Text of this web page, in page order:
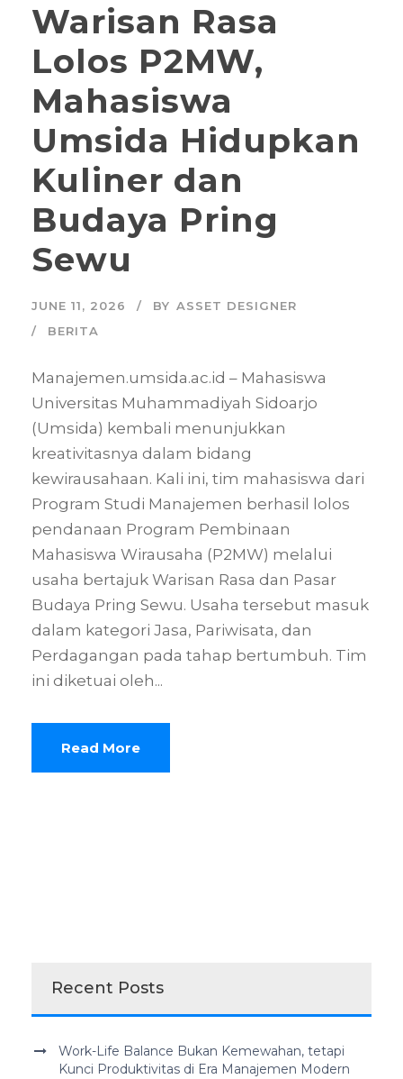
Warisan Rasa
Lolos P2MW,
Mahasiswa
Umsida Hidupkan
Kuliner dan
Budaya Pring
Sewu
JUNE 11, 2026 BY ASSET DESIGNER
BERITA
Manajemen.umsida.ac.id – Mahasiswa
Universitas Muhammadiyah Sidoarjo
(Umsida) kembali menunjukkan
kreativitasnya dalam bidang
kewirausahaan. Kali ini, tim mahasiswa dari
Program Studi Manajemen berhasil lolos
pendanaan Program Pembinaan
Mahasiswa Wirausaha (P2MW) melalui
usaha bertajuk Warisan Rasa dan Pasar
Budaya Pring Sewu. Usaha tersebut masuk
dalam kategori Jasa, Pariwisata, dan
Perdagangan pada tahap bertumbuh. Tim
ini diketuai oleh...
Read More
Recent Posts
Work-Life Balance Bukan Kemewahan, tetapi
Kunci Produktivitas di Era Manajemen Modern